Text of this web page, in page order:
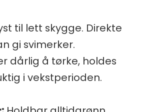
til lett skygge. Direkte
gi svimerker.
dårlig å tørke, holdes
i vekstperioden.